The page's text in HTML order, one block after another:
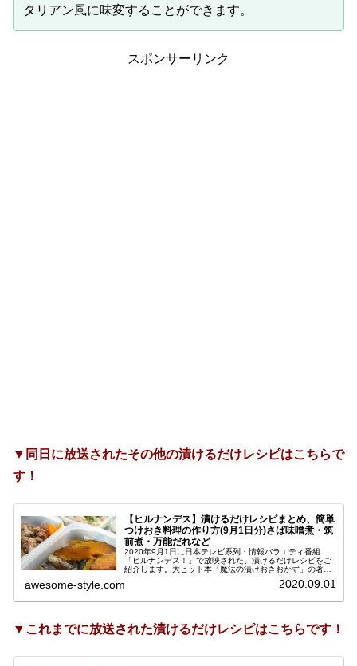
タリアン風に味変することができます。
スポンサーリンク
▼同日に放送されたその他の漬けるだけレシピはこちらで
す！
【ヒルナンデス】漬けるだけレシピまとめ、簡単
つけおき料理の作り方(9月1日分)さば味噌煮・筑
前煮・万能だれなど
2020年9月1日に日本テレビ系列・情報バラエティ番組
「ヒルナンデス！」で放映された、漬けるだけレシピをご
紹介します。大ヒット本「魔法の漬けおきおかず」の著者
awesome-style.com 2020.09.01
▼これまでに放送された漬けるだけレシピはこちらです！